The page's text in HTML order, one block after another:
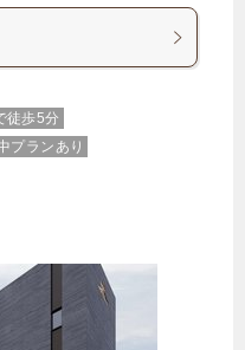
徒歩5分
プランあり